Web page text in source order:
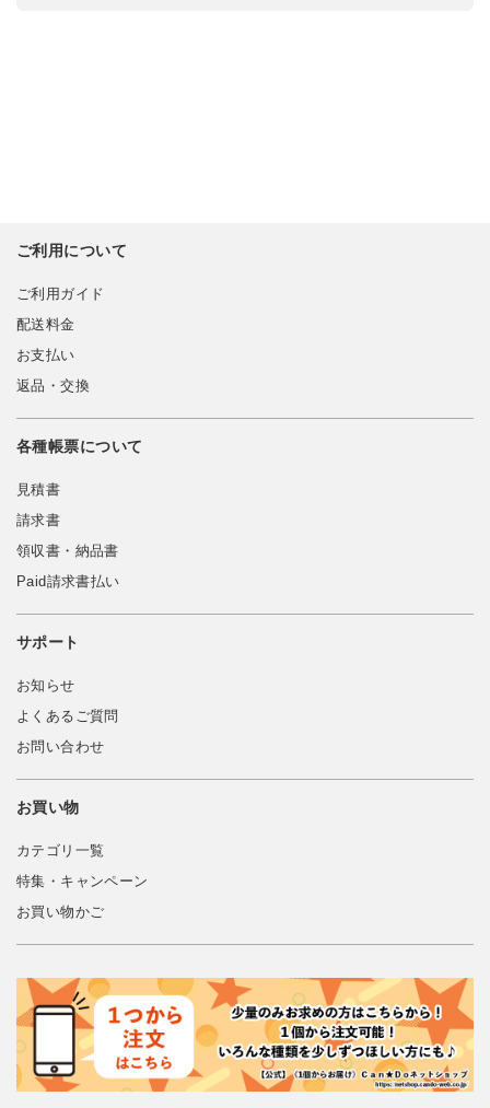
ご利用について
ご利用ガイド
配送料金
お支払い
返品・交換
各種帳票について
見積書
請求書
領収書・納品書
Paid請求書払い
サポート
お知らせ
よくあるご質問
お問い合わせ
お買い物
カテゴリ一覧
特集・キャンペーン
お買い物かご